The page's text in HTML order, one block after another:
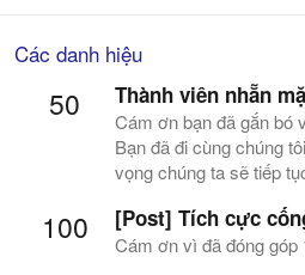
Các danh hiệu
50 Thành viên nhẵn
Cám ơn bạn đã gắn bó
Bạn đã đi cùng chúng
vọng chúng ta sẽ tiếp
100 [Post] Tích cực
Cám ơn vì đã đóng góp